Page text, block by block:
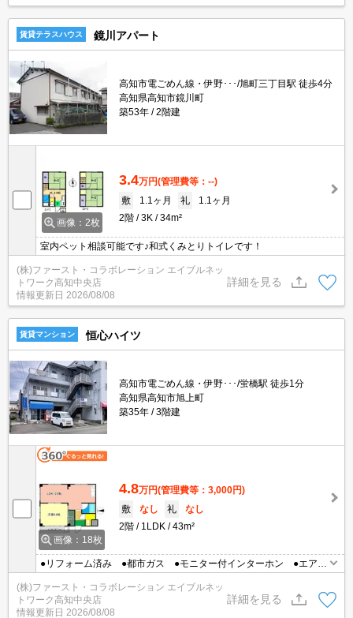
賃貸テラスハウス 鏡川アパート
高知市電ごめん線・伊野･･･/旭町三丁目駅 徒歩4分
高知県高知市鏡川町
築53年
2階建
画像：2枚
3.4万円(管理費等：--)
敷
1.1ヶ月 礼
1.1ヶ月
2階
3K 34m²
室内ペット相談可能です♪和式くみとりトイレです！
(株)ファースト・コラボレーション エイブルネッ
トワーク高知中央店
情報更新日 2026/08/08
詳細を見る
賃貸マンション 恒心ハイツ
高知市電ごめん線・伊野･･･/蛍橋駅 徒歩1分
高知県高知市旭上町
築35年
3階建
画像：18枚
4.8万円(管理費等：3,000円)
敷
なし 礼
なし
2階
1LDK 43m²
●リフォーム済み ●都市ガス ●モニター付インターホン ●エアコ
ン1台あり ●温水洗浄暖房便座
(株)ファースト・コラボレーション エイブルネッ
トワーク高知中央店
情報更新日 2026/08/08
詳細を見る